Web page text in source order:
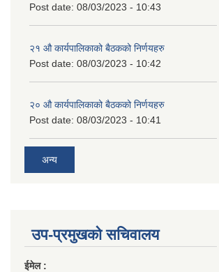
Post date: 08/03/2023 - 10:43
२‍१ औ कार्यपालिकाको बैठकको निर्णयहरु
Post date: 08/03/2023 - 10:42
२‍० औ कार्यपालिकाको बैठकको निर्णयहरु
Post date: 08/03/2023 - 10:41
अन्य
उप-प्रमुखको सचिवालय
ईमेल :